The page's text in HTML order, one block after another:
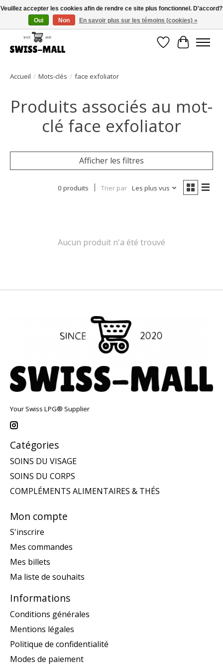
Livraison gratuite dès CHF 250 – livrée avec soin et fiabilité
Liste dePanier
Accueil / Mots-clés / face exfoliator
Produits associés au mot-
clé face exfoliator
Afficher les filtres
0 produits Trier par Les plus vus
Aucun produit n'a été trouvé
Your Swiss LPG® Supplier
Catégories
SOINS DU VISAGE
SOINS DU CORPS
COMPLÉMENTS ALIMENTAIRES & THÉS
Mon compte
S'inscrire
Mes commandes
Mes billets
Ma liste de souhaits
Informations
Conditions générales
Mentions légales
Politique de confidentialité
Modes de paiement
Veuillez accepter les cookies afin de rendre ce site plus fonctionnel. D'accord?
Oui
Non En savoir plus sur les témoins (cookies) »